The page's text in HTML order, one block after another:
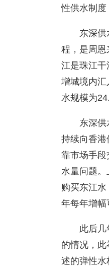
性供水制度
东深
程，是周
江是珠江干
增城境内
水规模为
东深供
持续向香港
靠市场手
水量问题
购买东江
年每年增幅
此后
的情况，
述的弹性水